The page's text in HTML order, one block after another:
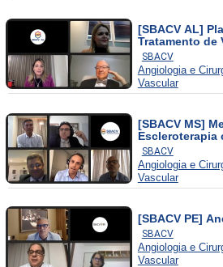
[SBACV AL]
Tratamento de
de
SBACV
Angiologia e
Vascular
[SBACV MS]
Escleroterapia
SBACV
Angiologia e
Vascular
[SBACV PE]
SBACV
Angiologia e
Vascular